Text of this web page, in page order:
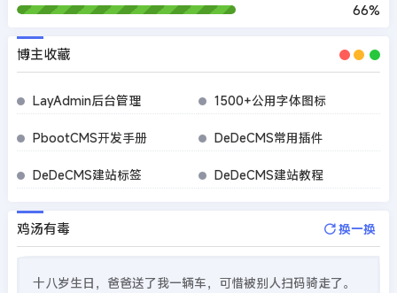
66%
博主收藏
LayAdmin后台管理 1500+公用字体图标
PbootCMS开发手册 DeDeCMS常用插件
DeDeCMS建站标签 DeDeCMS建站教程
鸡汤有毒 换一换
十八岁生日，爸爸送了我一辆车，可惜被别人扫码骑走了。